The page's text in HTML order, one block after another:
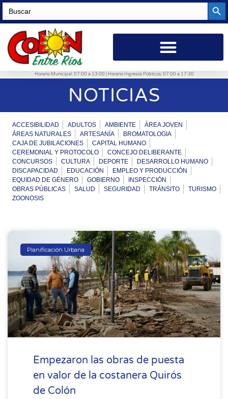
Search
for:
Horario Municipal: 07:00 a 13:00 | Horario Ingresos Públicos: 07:00 a 17:30
NOTICIAS
ACCESIBILIDAD ADULTOS AMBIENTE
ÁREA JOVEN
ÁREAS NATURALES
ARTESANÍA
BROMATOLOGIA
CAJA DE JUBILACIONES
CAPITAL HUMANO
CEREMONIAL Y PROTOCOLO
CONCEJO DELIBERANTE
CONCURSOS
CULTURA DEPORTE
DESARROLLO HUMANO
DISCAPACIDAD
EDUCACIÓN
EMPLEO Y PRODUCCIÓN
EQUIDAD DE GÉNERO
GOBIERNO
INSPECCIÓN
OBRAS PÚBLICAS
SALUD SEGURIDAD TRÁNSITO
TURISMO
ZOONOSIS
Planificación Urbana
Empezaron las obras de puesta
en valor de la costanera Quirós
de Colón